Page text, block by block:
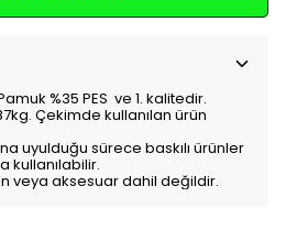
%35 PES ve 1. kalitedir.
Çekimde kullanılan ürün
uyulduğu sürece baskılı ürünler
kullanılabilir.
veya aksesuar dahil değildir.